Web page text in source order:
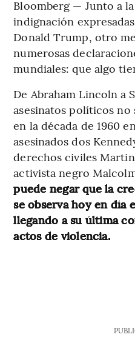
Bloomberg — Junto a
indignación
Donald Trump, otro
numerosas
mundiales: que algo
De Abraham Lincoln a
asesinatos políticos no
en la década de 1960
asesinados dos
derechos civiles
activista negro
puede negar que la
se observa hoy en día
llegando a su última
actos de violencia.